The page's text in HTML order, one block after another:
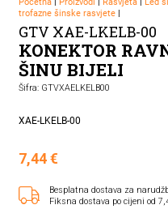
trofazne šinske rasvjete|
GTV XAE-LKELB-00
KONEKTOR
ŠINU BIJELI
Šifra: GTVXAELKELB00
XAE-LKELB-00
7,44€
Besplatna dostava za
Fiksna dostava po cijeni od